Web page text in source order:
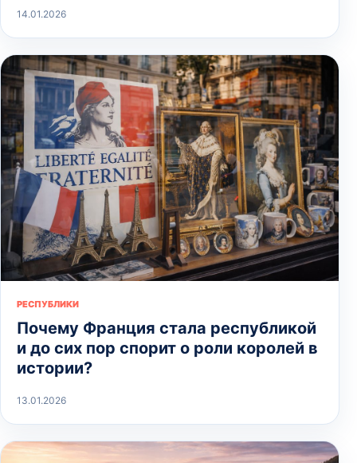
14.01.2026
РЕСПУБЛИКИ
Почему Франция стала республикой
и до сих пор спорит о роли королей в
истории?
13.01.2026